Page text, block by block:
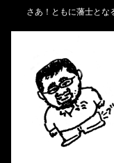
さあ！ともに藩士とな